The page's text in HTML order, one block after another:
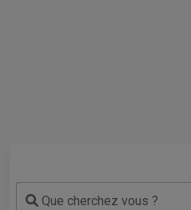
Que cherchez vous ?